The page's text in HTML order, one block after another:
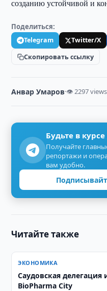
созданию устойчивой и
Поделиться:
Telegram Twitter/X
Скопировать ссылку
Анвар Умаров·👁 2297 views
Будьте в
Получайте
репортажи и
вам удобно.
Читайте также
ЭКОНОМИКА
Саудовская делегация
BioPharma City